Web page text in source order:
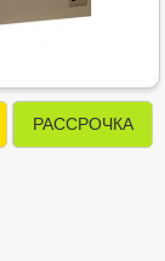
РАССРОЧКА